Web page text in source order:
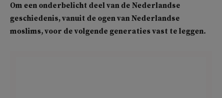
Om een onderbelicht deel van de Nederlandse
geschiedenis, vanuit de ogen van Nederlandse
moslims, voor de volgende generaties vast te leggen.